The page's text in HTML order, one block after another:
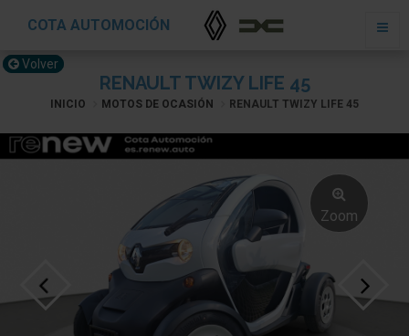
COTA AUTOMOCIÓN
RENAULT TWIZY LIFE 45
Volver
INICIO MOTOS DE OCASIÓN RENAULT TWIZY LIFE 45
Zoom